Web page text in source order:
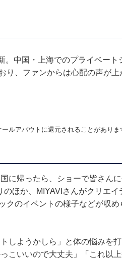
。中国・上海でのプライベート
り、ファンからは心配の声が上
ルアバウトに還元されることがありま
に帰ったら、ショーで皆さん
ほか、MIYAVIさんがクリエイ
クのイベントの様子などが収め
しようかしら」と体の悩みを
こいいので大丈夫︎」「これ以